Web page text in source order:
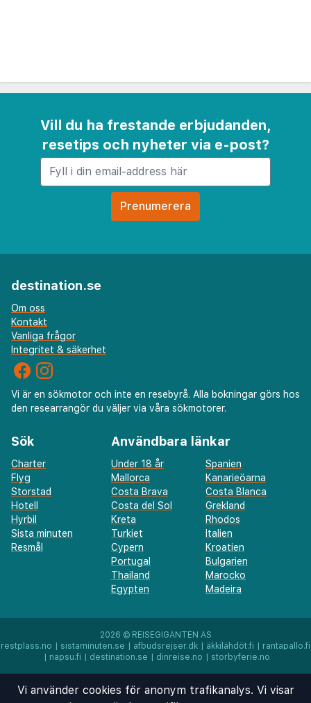
Vill du ha frestande erbjudanden,
resetips och nyheter via e-post?
destination.se
Om oss
Kontakt
Vanliga frågor
Integritet & säkerhet
Vi är en sökmotor och inte en resebyrå. Alla bokningar görs hos
den researrangör du väljer via våra sökmotorer.
Sök
Charter
Flyg
Storstad
Hotell
Hyrbil
Sista minuten
Resmål
Användbara länkar
Under 18 år
Spanien
Mallorca
Kanarieöarna
Costa Brava
Costa Blanca
Costa del Sol
Grekland
Kreta
Rhodos
Turkiet
Italien
Cypern
Kroatien
Portugal
Bulgarien
Thailand
Marocko
Egypten
Madeira
2026 © REISEGIGANTEN AS
restplass.no
sistaminuten.se afbudsrejser.dk äkkilähdöt.fi
rantapallo.fi
napsu.fi destination.se dinreise.no storbyferie.no
Vi använder cookies för anonym trafikanalys. Vi visar